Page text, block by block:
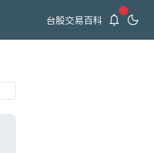
台股交易百科 新通知